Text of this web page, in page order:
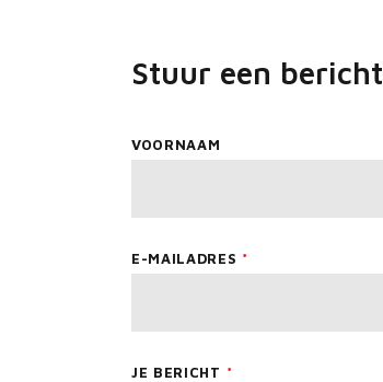
Stuur een bericht
this
VOORNAAM
E-MAILADRES
JE BERICHT